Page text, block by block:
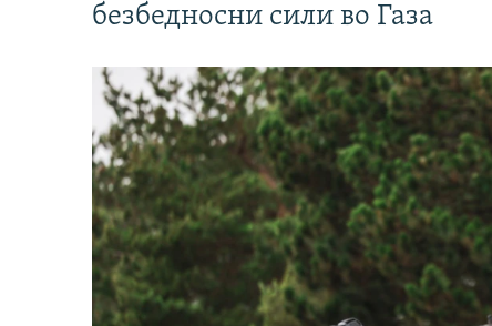
безбедносни сили во Газа